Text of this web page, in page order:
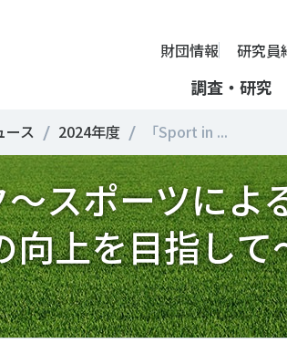
調査・研究
財団情報 研究員
財団情報
ミッション
理事長挨拶
組織
沿革
採用情報
情報公開
アクセス
SSF Guidebook
ィブなまちづくり ＃日本人の身体活動と健
り
スポーツ・ガバナンス
スポーツボランティア
スポーツ政策・予算
健康とスポーツ
その他
調査一覧
ティブシティ
体との連携
育機関との連携
ーツ振興団体との連携
ナー
画】スポーツでアクティブなまちづくり
レンジデー30年の取り組み
機関との連携
国のスポーツ政策
国のスポーツ事情
研究員による国際情報コラム
開・地域
化
のスポー
スポーツ 歴史の検証
SPORT POLICY
ーツ政策の『卵』―
SSF BOOKS
広報・出版
投票・クイズ
新型コロナウイルスとス
ース 2024年度 「Sport in ...
スポーツによ
上を目指して